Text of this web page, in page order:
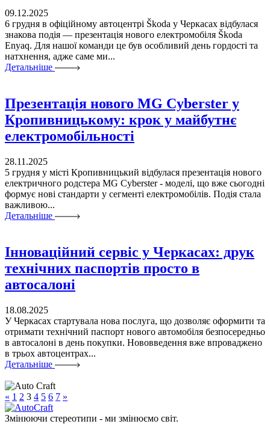
09.12.2025
6 грудня в офіційному автоцентрі Škoda у Черкасах відбулася
знакова подія — презентація нового електромобіля Škoda
Enyaq. Для нашої команди це був особливий день гордості та
натхнення, адже саме ми...
Детальніше
Презентація нового MG Cyberster у
Кропивницькому: крок у майбутнє
електромобільності
28.11.2025
5 грудня у місті Кропивницький відбулася презентація нового
електричного родстера MG Cyberster - моделі, що вже сьогодні
формує нові стандарти у сегменті електромобілів. Подія стала
важливою...
Детальніше
Інноваційний сервіс у Черкасах: друк
технічних паспортів просто в
автосалоні
18.08.2025
У Черкасах стартувала нова послуга, що дозволяє оформити та
отримати технічний паспорт нового автомобіля безпосередньо
в автосалоні в день покупки. Нововведення вже впроваджено
в трьох автоцентрах...
Детальніше
« 1 2 3 4 5 6 7 »
Змінюючи стереотипи - ми змінюємо світ.